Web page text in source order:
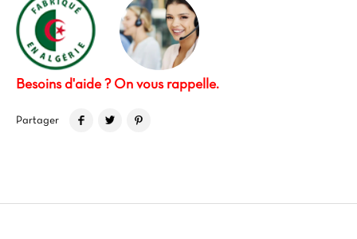
Besoins d'aide ? On vous rappelle.
Partager